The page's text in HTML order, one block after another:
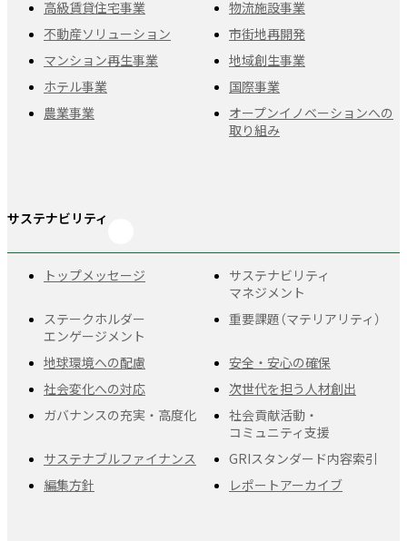
高級賃貸住宅事業 物流施設事業
不動産ソリューション 市街地再開発
マンション再生事業 地域創生事業
ホテル事業 国際事業
農業事業
オープンイノベーションへの
取り組み
サステナビリティ
トップメッセージ
サステナビリティ
マネジメント
ステークホルダー
エンゲージメント
重要課題 （マテリアリティ）
地球環境への配慮 安全・安心の確保
社会変化への対応 次世代を担う人材創出
ガバナンスの充実・ 高度化
社会貢献活動・
コミュニティ支援
サステナブルファイナンス GRIスタンダード 内容索引
編集方針 レポートアーカイブ